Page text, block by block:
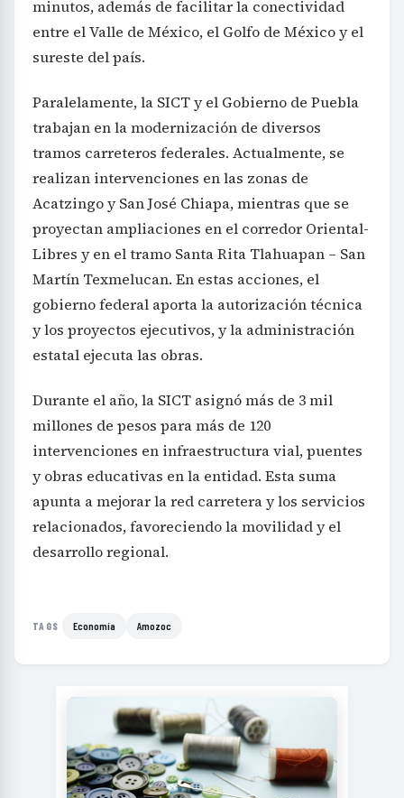
minutos, además de facilitar la conectividad
entre el Valle de México, el Golfo de México y el
sureste del país.
Paralelamente, la SICT y el Gobierno de Puebla
trabajan en la modernización de diversos
tramos carreteros federales. Actualmente, se
realizan intervenciones en las zonas de
Acatzingo y San José Chiapa, mientras que se
proyectan ampliaciones en el corredor Oriental-
Libres y en el tramo Santa Rita Tlahuapan – San
Martín Texmelucan. En estas acciones, el
gobierno federal aporta la autorización técnica
y los proyectos ejecutivos, y la administración
estatal ejecuta las obras.
Durante el año, la SICT asignó más de 3 mil
millones de pesos para más de 120
intervenciones en infraestructura vial, puentes
y obras educativas en la entidad. Esta suma
apunta a mejorar la red carretera y los servicios
relacionados, favoreciendo la movilidad y el
desarrollo regional.
TAGS Economía Amozoc